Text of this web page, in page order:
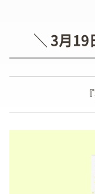
＼ 3月19